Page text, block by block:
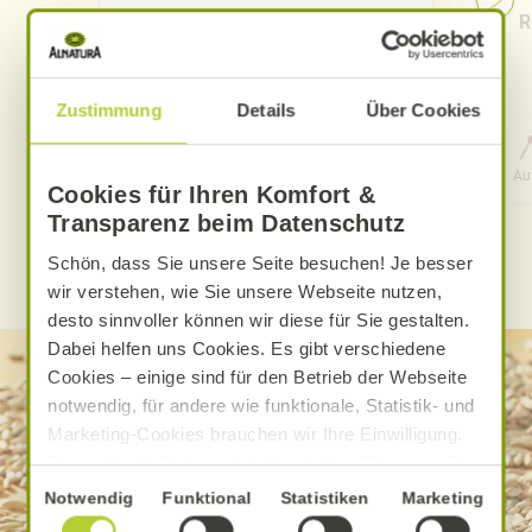
Zustimmung Details Über Cookies
Cookies für Ihren Komfort &
Transparenz beim Datenschutz
Schön, dass Sie unsere Seite besuchen! Je besser
wir verstehen, wie Sie unsere Webseite nutzen,
desto sinnvoller können wir diese für Sie gestalten.
Dabei helfen uns Cookies. Es gibt verschiedene
Cookies – einige sind für den Betrieb der Webseite
notwendig, für andere wie funktionale, Statistik- und
Marketing-Cookies brauchen wir Ihre Einwilligung.
Das optimale Nutzererlebnis erhalten Sie, wenn Sie
„Alle Cookies erlauben“ anklicken. Ihre Einwilligung
umfasst in diesem Fall auch den Einsatz von
Einwilligungsauswahl
Notwendig Funktional Statistiken Marketing
WEITERE ALNATURA REZEPTE FINDEN